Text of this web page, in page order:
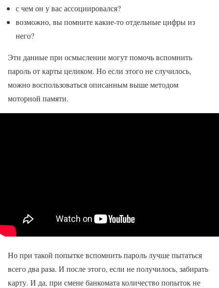
с чем он у вас ассоциировался?
возможно, вы помните какие-то отдельные цифры из
него?
Эти данные при осмыслении могут помочь вспомнить
пароль от карты целиком. Но если этого не случилось,
можно воспользоваться описанным выше методом
моторной памяти.
Но при такой попытке вспомнить пароль лучше пытаться
всего два раза. И после этого, если не получилось, забирать
карту. И да, при смене банкомата количество попыток не